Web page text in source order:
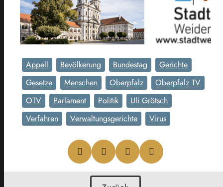
Appell Bevölkerung Bundestag
Gerichte
Gesetze
Menschen Oberpfalz
Oberpfalz TV
OTV
Parlament Politik
Uli Grötsch
Verfahren
Verwaltungsgerichte Virus